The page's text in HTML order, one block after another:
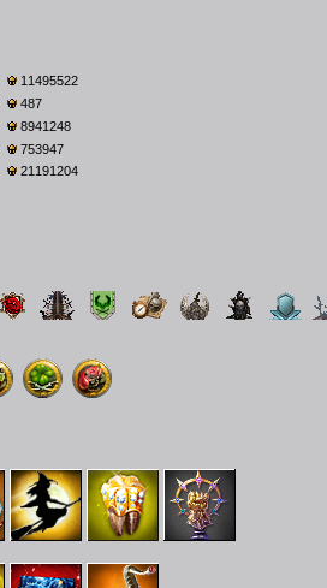
11495522
487
8941248
753947
21191204